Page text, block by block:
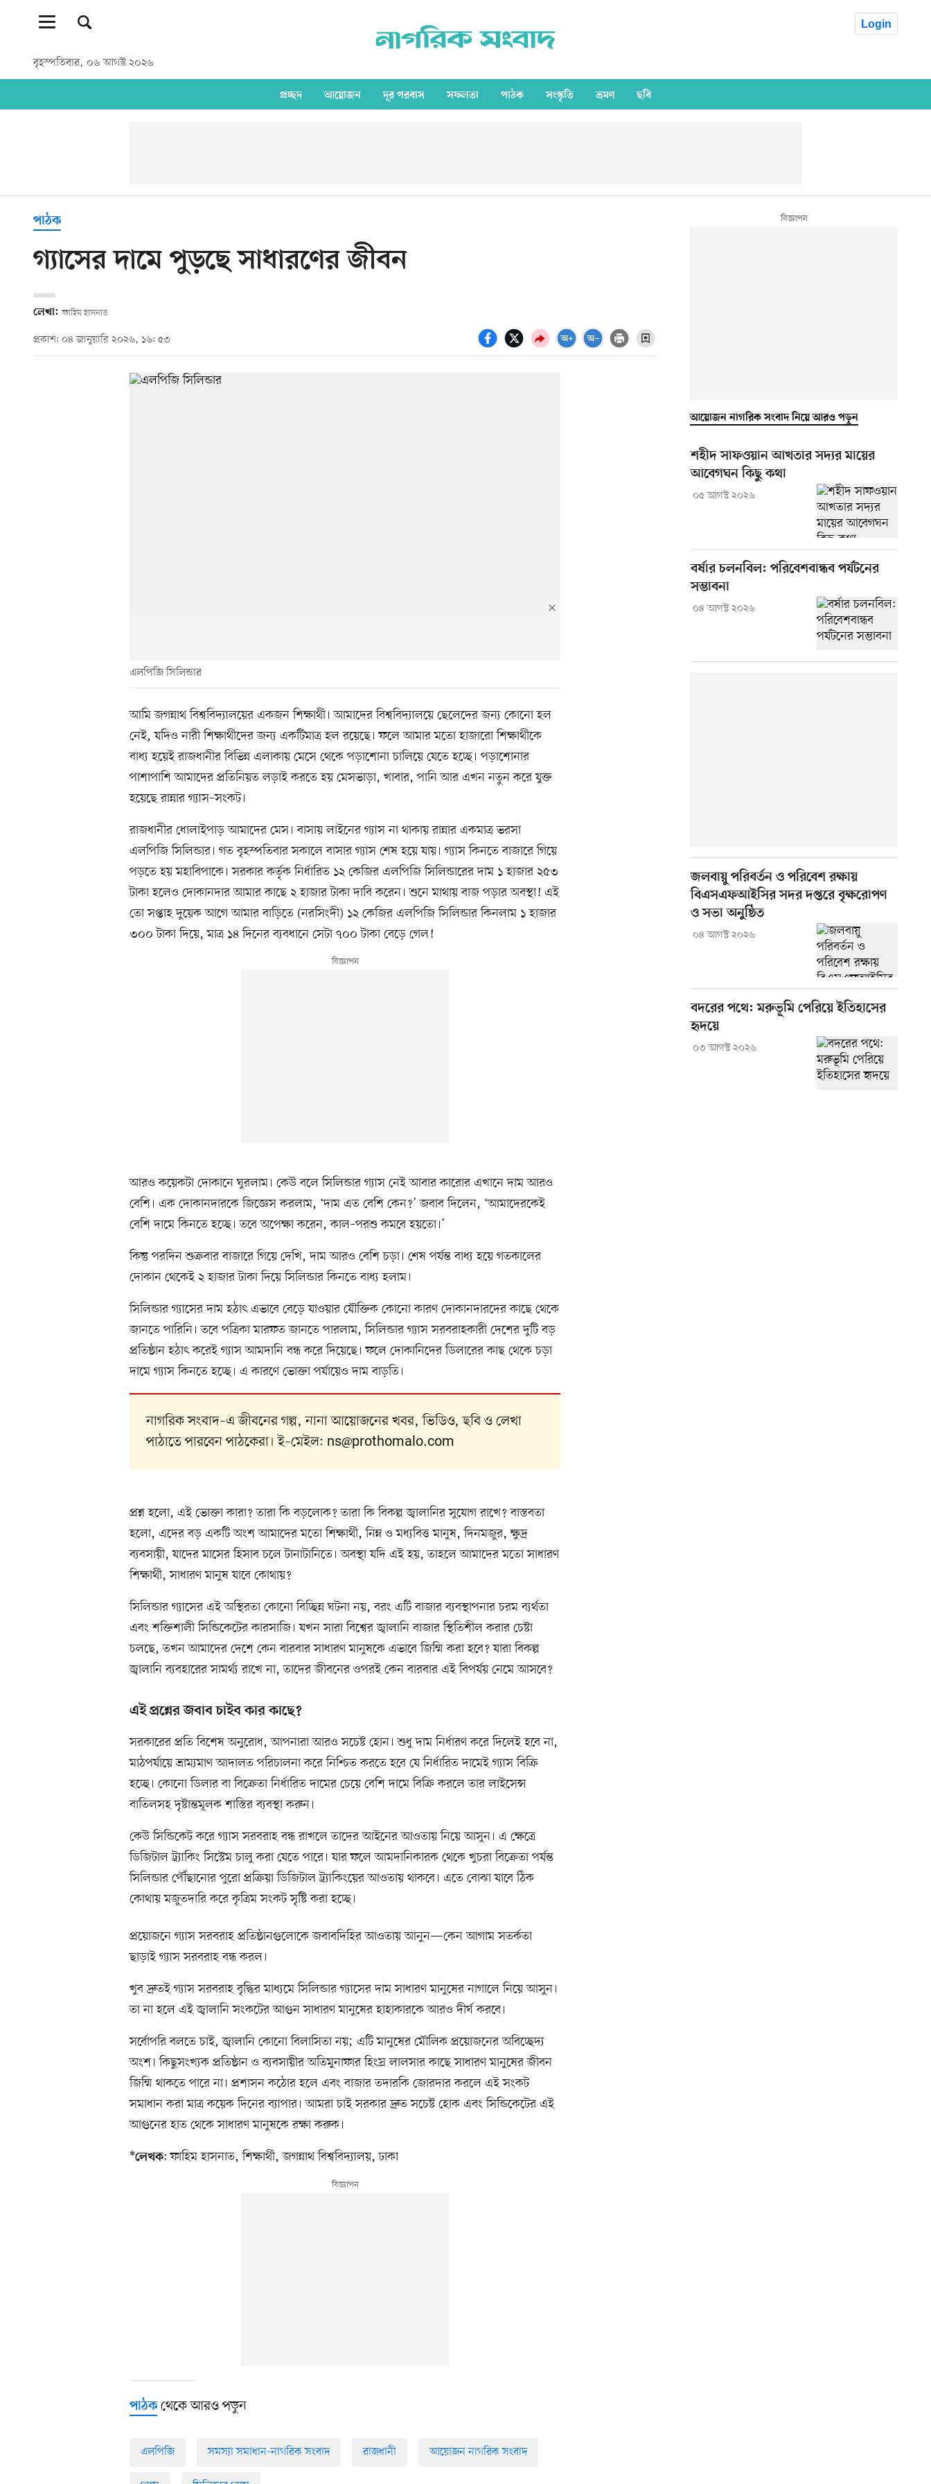
বৃহস্পতিবার, ০৬ আগস্ট ২০২৬
Login
প্রচ্ছদ আয়োজন দূর পরবাস সফলতা পাঠক সংস্কৃতি ভ্রমণ ছবি
পাঠক
গ্যাসের দামে পুড়ছে সাধারণের জীবন
লেখা: ফাহিম হাসনাত
প্রকাশ: ০৪ জানুয়ারি ২০২৬, ১৬: ৫৩
এলপিজি সিলিন্ডার
আমি জগন্নাথ বিশ্ববিদ্যালয়ের একজন শিক্ষার্থী। আমাদের বিশ্ববিদ্যালয়ে ছেলেদের জন্য কোনো হল
নেই, যদিও নারী শিক্ষার্থীদের জন্য একটিমাত্র হল রয়েছে। ফলে আমার মতো হাজারো শিক্ষার্থীকে
বাধ্য হয়েই রাজধানীর বিভিন্ন এলাকায় মেসে থেকে পড়াশোনা চালিয়ে যেতে হচ্ছে। পড়াশোনার
পাশাপাশি আমাদের প্রতিনিয়ত লড়াই করতে হয় মেসভাড়া, খাবার, পানি আর এখন নতুন করে যুক্ত
হয়েছে রান্নার গ্যাস–সংকট।
রাজধানীর ধোলাইপাড় আমাদের মেস। বাসায় লাইনের গ্যাস না থাকায় রান্নার একমাত্র ভরসা
এলপিজি সিলিন্ডার। গত বৃহস্পতিবার সকালে বাসার গ্যাস শেষ হয়ে যায়। গ্যাস কিনতে বাজারে গিয়ে
পড়তে হয় মহাবিপাকে। সরকার কর্তৃক নির্ধারিত ১২ কেজির এলপিজি সিলিন্ডারের দাম ১ হাজার ২৫৩
টাকা হলেও দোকানদার আমার কাছে ২ হাজার টাকা দাবি করেন। শুনে মাথায় বাজ পড়ার অবস্থা! এই
তো সপ্তাহ দুয়েক আগে আমার বাড়িতে (নরসিংদী) ১২ কেজির এলপিজি সিলিন্ডার কিনলাম ১ হাজার
৩০০ টাকা দিয়ে, মাত্র ১৪ দিনের ব্যবধানে সেটা ৭০০ টাকা বেড়ে গেল!
আরও কয়েকটা দোকানে ঘুরলাম। কেউ বলে সিলিন্ডার গ্যাস নেই আবার কারোর এখানে দাম আরও
বেশি। এক দোকানদারকে জিজ্ঞেস করলাম, ‘দাম এত বেশি কেন?’ জবাব দিলেন, ‘আমাদেরকেই
বেশি দামে কিনতে হচ্ছে। তবে অপেক্ষা করেন, কাল–পরশু কমবে হয়তো।’
কিন্তু পরদিন শুক্রবার বাজারে গিয়ে দেখি, দাম আরও বেশি চড়া। শেষ পর্যন্ত বাধ্য হয়ে গতকালের
দোকান থেকেই ২ হাজার টাকা দিয়ে সিলিন্ডার কিনতে বাধ্য হলাম।
সিলিন্ডার গ্যাসের দাম হঠাৎ এভাবে বেড়ে যাওয়ার যৌক্তিক কোনো কারণ দোকানদারদের কাছে থেকে
জানতে পারিনি। তবে পত্রিকা মারফত জানতে পারলাম, সিলিন্ডার গ্যাস সরবরাহকারী দেশের দুটি বড়
প্রতিষ্ঠান হঠাৎ করেই গ্যাস আমদানি বন্ধ করে দিয়েছে। ফলে দোকানিদের ডিলারের কাছ থেকে চড়া
দামে গ্যাস কিনতে হচ্ছে। এ কারণে ভোক্তা পর্যায়েও দাম বাড়তি।
নাগরিক সংবাদ–এ জীবনের গল্প, নানা আয়োজনের খবর, ভিডিও, ছবি ও লেখা
পাঠাতে পারবেন পাঠকেরা। ই–মেইল: ns@prothomalo.com
প্রশ্ন হলো, এই ভোক্তা কারা? তারা কি বড়লোক? তারা কি বিকল্প জ্বালানির সুযোগ রাখে? বাস্তবতা
হলো, এদের বড় একটি অংশ আমাদের মতো শিক্ষার্থী, নিম্ন ও মধ্যবিত্ত মানুষ, দিনমজুর, ক্ষুদ্র
ব্যবসায়ী, যাদের মাসের হিসাব চলে টানাটানিতে। অবস্থা যদি এই হয়, তাহলে আমাদের মতো সাধারণ
শিক্ষার্থী, সাধারণ মানুষ যাবে কোথায়?
সিলিন্ডার গ্যাসের এই অস্থিরতা কোনো বিচ্ছিন্ন ঘটনা নয়, বরং এটি বাজার ব্যবস্থাপনার চরম ব্যর্থতা
এবং শক্তিশালী সিন্ডিকেটের কারসাজি। যখন সারা বিশ্বের জ্বালানি বাজার স্থিতিশীল করার চেষ্টা
চলছে, তখন আমাদের দেশে কেন বারবার সাধারণ মানুষকে এভাবে জিম্মি করা হবে? যারা বিকল্প
জ্বালানি ব্যবহারের সামর্থ্য রাখে না, তাদের জীবনের ওপরই কেন বারবার এই বিপর্যয় নেমে আসবে?
এই প্রশ্নের জবাব চাইব কার কাছে?
সরকারের প্রতি বিশেষ অনুরোধ, আপনারা আরও সচেষ্ট হোন। শুধু দাম নির্ধারণ করে দিলেই হবে না,
মাঠপর্যায়ে ভ্রাম্যমাণ আদালত পরিচালনা করে নিশ্চিত করতে হবে যে নির্ধারিত দামেই গ্যাস বিক্রি
হচ্ছে। কোনো ডিলার বা বিক্রেতা নির্ধারিত দামের চেয়ে বেশি দামে বিক্রি করলে তার লাইসেন্স
বাতিলসহ দৃষ্টান্তমূলক শাস্তির ব্যবস্থা করুন।
কেউ সিন্ডিকেট করে গ্যাস সরবরাহ বন্ধ রাখলে তাদের আইনের আওতায় নিয়ে আসুন। এ ক্ষেত্রে
ডিজিটাল ট্র্যাকিং সিস্টেম চালু করা যেতে পারে। যার ফলে আমদানিকারক থেকে খুচরা বিক্রেতা পর্যন্ত
সিলিন্ডার পৌঁছানোর পুরো প্রক্রিয়া ডিজিটাল ট্র্যাকিংয়ের আওতায় থাকবে। এতে বোঝা যাবে ঠিক
কোথায় মজুতদারি করে কৃত্রিম সংকট সৃষ্টি করা হচ্ছে।
প্রয়োজনে গ্যাস সরবরাহ প্রতিষ্ঠানগুলোকে জবাবদিহির আওতায় আনুন—কেন আগাম সতর্কতা
ছাড়াই গ্যাস সরবরাহ বন্ধ করল।
খুব দ্রুতই গ্যাস সরবরাহ বৃদ্ধির মাধ্যমে সিলিন্ডার গ্যাসের দাম সাধারণ মানুষের নাগালে নিয়ে আসুন।
তা না হলে এই জ্বালানি সংকটের আগুন সাধারণ মানুষের হাহাকারকে আরও দীর্ঘ করবে।
সর্বোপরি বলতে চাই, জ্বালানি কোনো বিলাসিতা নয়; এটি মানুষের মৌলিক প্রয়োজনের অবিচ্ছেদ্য
অংশ। কিছুসংখ্যক প্রতিষ্ঠান ও ব্যবসায়ীর অতিমুনাফার হিংস্র লালসার কাছে সাধারণ মানুষের জীবন
জিম্মি থাকতে পারে না। প্রশাসন কঠোর হলে এবং বাজার তদারকি জোরদার করলে এই সংকট
সমাধান করা মাত্র কয়েক দিনের ব্যাপার। আমরা চাই সরকার দ্রুত সচেষ্ট হোক এবং সিন্ডিকেটের এই
আগুনের হাত থেকে সাধারণ মানুষকে রক্ষা করুক।
*লেখক: ফাহিম হাসনাত, শিক্ষার্থী, জগন্নাথ বিশ্ববিদ্যালয়, ঢাকা
পাঠকথেকে আরও পড়ুন
এলপিজি সমস্যা সমাধান-নাগরিক সংবাদ রাজধানী আয়োজন নাগরিক সংবাদ
আয়োজন নাগরিক সংবাদ নিয়ে আরও পড়ুন
শহীদ সাফওয়ান আখতার সদ্যর মায়ের
আবেগঘন কিছু কথা
০৫ আগস্ট ২০২৬
বর্ষার চলনবিল: পরিবেশবান্ধব পর্যটনের
সম্ভাবনা
০৪ আগস্ট ২০২৬
জলবায়ু পরিবর্তন ও পরিবেশ রক্ষায়
বিএসএফআইসির সদর দপ্তরে বৃক্ষরোপণ
ও সভা অনুষ্ঠিত
০৪ আগস্ট ২০২৬
বদরের পথে: মরুভূমি পেরিয়ে ইতিহাসের
হৃদয়ে
০৩ আগস্ট ২০২৬